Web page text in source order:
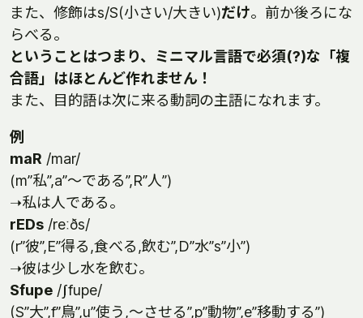
また、修飾はs/S(小さい/大きい)だけ。前か後ろにな
らべる。
ということはつまり、ミニマル言語で必須(?)な「複
合語」はほとんど作れません！
また、目的語は次に来る動詞の主語になれます。
例
maR /mar/
(m”私”,a”～である”,R”人”)
➝私は人である。
rEDs /reːðs/
(r”彼”,E”得る,食べる,飲む”,D”水”s”小”)
➝彼は少し水を飲む。
Sfupe /ʃfupe/
(S”大”,f”鳥”,u”使う,～させる”,p”動物”,e”移動する”)